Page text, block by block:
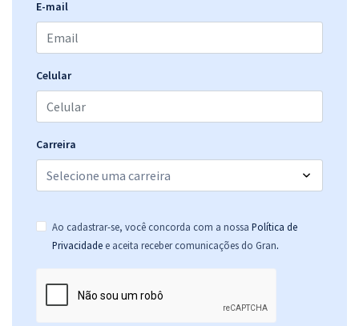
E-mail
Celular
Carreira
Ao cadastrar-se, você concorda com a nossa Política de
Privacidade e aceita receber comunicações do Gran.